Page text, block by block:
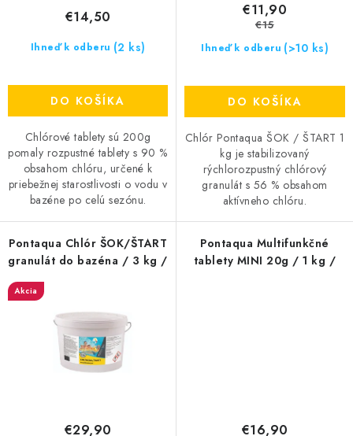
Ihneď k odberu (2 ks)
€14,50
DO KOŠÍKA
Chlórové tablety sú 200g
pomaly rozpustné tablety s 90 %
obsahom chlóru, určené k
priebežnej starostlivosti o vodu v
bazéne po celú sezónu.
Ihneď k odberu (>10 ks)
€11,90
€15
DO KOŠÍKA
Chlór Pontaqua ŠOK / ŠTART 1
kg je stabilizovaný
rýchlorozpustný chlórový
granulát s 56 % obsahom
aktívneho chlóru.
Pontaqua Chlór ŠOK/ŠTART
granulát do bazéna / 3 kg /
Akcia
€29,90
Pontaqua Multifunkčné
tablety MINI 20g / 1 kg /
€16,90